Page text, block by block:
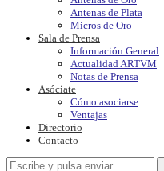
Antenas de Plata
Micros de Oro
Sala de Prensa
Información General
Actualidad ARTVM
Notas de Prensa
Asóciate
Cómo asociarse
Ventajas
Directorio
Contacto